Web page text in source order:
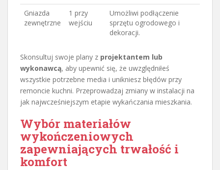
Gniazda
zewnętrzne
1 przy
wejściu
Umożliwi podłączenie
sprzętu ogrodowego i
dekoracji.
Skonsultuj swoje plany z projektantem lub
wykonawcą, aby upewnić się, że uwzględniłeś
wszystkie potrzebne media i unikniesz błędów przy
remoncie kuchni. Przeprowadzaj zmiany w instalacji na
jak najwcześniejszym etapie wykańczania mieszkania.
Wybór materiałów
wykończeniowych
zapewniających trwałość i
komfort